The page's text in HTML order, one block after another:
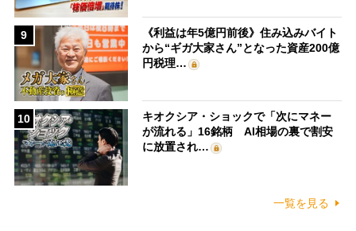
9
《利益は年5億円前後》住み込みバイト
から“ギガ大家さん”となった資産200億
円税理…
10
キオクシア・ショックで「次にマネー
が流れる」16銘柄 AI相場の裏で割安
に放置され…
一覧を見る